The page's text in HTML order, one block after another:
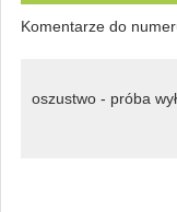
Komentarze do
oszustwo - próba